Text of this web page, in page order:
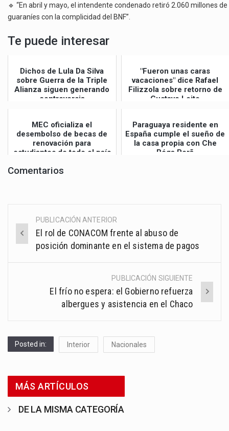
🔹 “En abril y mayo, el intendente condenado retiró 2.060 millones de
guaraníes con la complicidad del BNF”.
Te puede interesar
Dichos de Lula Da Silva
sobre Guerra de la Triple
Alianza siguen generando
controversia
"Fueron unas caras
vacaciones" dice Rafael
Filizzola sobre retorno de
Gustavo Leite
MEC oficializa el
desembolso de becas de
renovación para
estudiantes de todo el país
Paraguaya residente en
España cumple el sueño de
la casa propia con Che
Róga Porã
Comentarios
Post
navigation
PUBLICACIÓN ANTERIOR
El rol de CONACOM frente al abuso de
posición dominante en el sistema de pagos
PUBLICACIÓN SIGUIENTE
El frío no espera: el Gobierno refuerza
albergues y asistencia en el Chaco
Posted in: Interior Nacionales
MÁS ARTÍCULOS
DE LA MISMA CATEGORÍA